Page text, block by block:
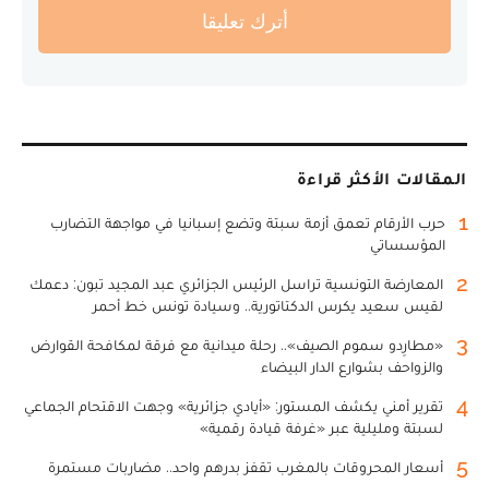
أترك تعليقا
المقالات الأكثر قراءة
1
حرب الأرقام تعمق أزمة سبتة وتضع إسبانيا في مواجهة التضارب
المؤسساتي
2
المعارضة التونسية تراسل الرئيس الجزائري عبد المجيد تبون: دعمك
لقيس سعيد يكرس الدكتاتورية.. وسيادة تونس خط أحمر
3
«مطارِدو سموم الصيف».. رحلة ميدانية مع فرقة لمكافحة القوارض
والزواحف بشوارع الدار البيضاء
4
تقرير أمني يكشف المستور: «أيادي جزائرية» وجهت الاقتحام الجماعي
لسبتة ومليلية عبر «غرفة قيادة رقمية»
5
أسعار المحروقات بالمغرب تقفز بدرهم واحد.. مضاربات مستمرة